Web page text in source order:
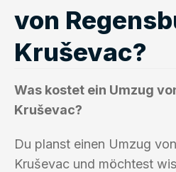
von
Kruševac?
Was kostet ein Umzug
Kruševac?
Du planst einen Umzug
Kruševac und möchtest